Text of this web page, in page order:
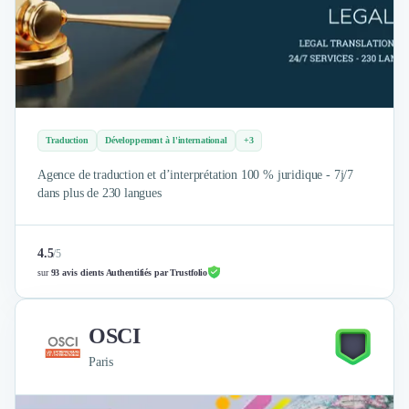
Publicité
Communication
Influence Marketing
Veille commerciale
Photographie
Études Marketing
Présentations PowerPoint
SMS Marketing
Assurance
Expertise Comptable
Subventions & Aides
Droit des Affaires
Traduction Développement à l'international +3
Agence de traduction et d’interprétation 100 % juridique - 7j/7
dans plus de 230 langues
4.5/5
sur93 avis clients Authentifiés par Trustfolio
OSCI
Paris